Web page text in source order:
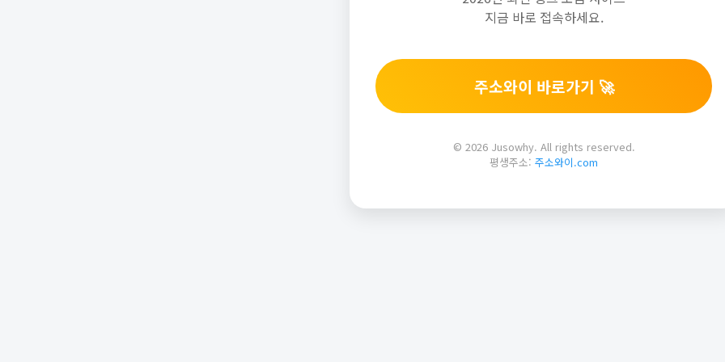
지금 바로 접속하세요.
주소와이 바로가기 🚀
© 2026 Jusowhy. All rights reserved.
평생주소: 주소와이.com